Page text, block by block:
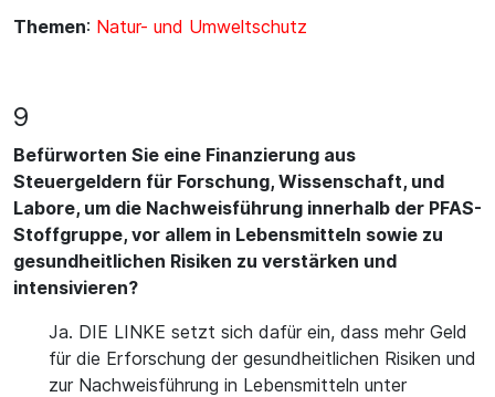
Themen: Natur- und Umweltschutz
9
Befürworten Sie eine Finanzierung aus
Steuergeldern für Forschung, Wissenschaft, und
Labore, um die Nachweisführung innerhalb der PFAS-
Stoffgruppe, vor allem in Lebensmitteln sowie zu
gesundheitlichen Risiken zu verstärken und
intensivieren?
Ja. DIE LINKE setzt sich dafür ein, dass mehr Geld
für die Erforschung der gesundheitlichen Risiken und
zur Nachweisführung in Lebensmitteln unter